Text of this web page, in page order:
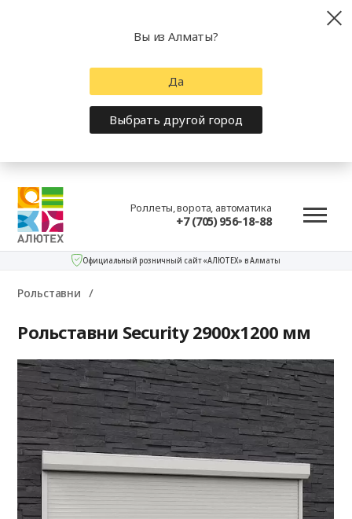
Роллеты, ворота, автоматика
+7 (705) 956-18-88
Официальный розничный сайт «АЛЮТЕХ» в Алматы
Рольставни
Рольставни Security 2900x1200 мм
Вы из Алматы?
Да
Выбрать другой город